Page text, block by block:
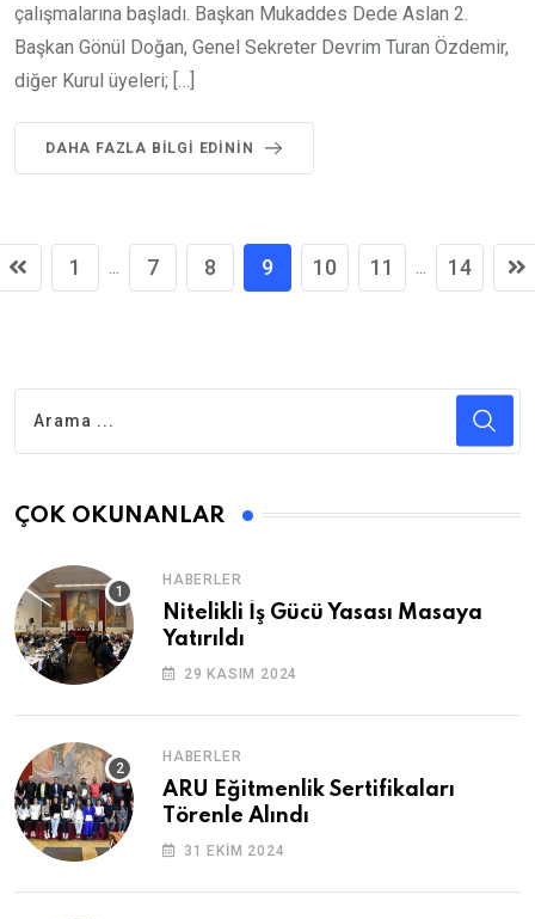
çalışmalarına başladı. Başkan Mukaddes Dede Aslan 2.
Başkan Gönül Doğan, Genel Sekreter Devrim Turan Özdemir,
diğer Kurul üyeleri; […]
DAHA FAZLA BILGI EDININ
1 7 8 9 10 11 14
ÇOK OKUNANLAR
HABERLER
Nitelikli İş Gücü Yasası Masaya
Yatırıldı
29 KASIM 2024
HABERLER
ARU Eğitmenlik Sertifikaları
Törenle Alındı
31 EKIM 2024